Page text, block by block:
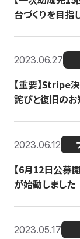
台づくりを目指
2023.06.27
【重要】Stripe
詫びと復旧のお
2023.06.12
【6月12日公募
が始動しました
2023.05.17